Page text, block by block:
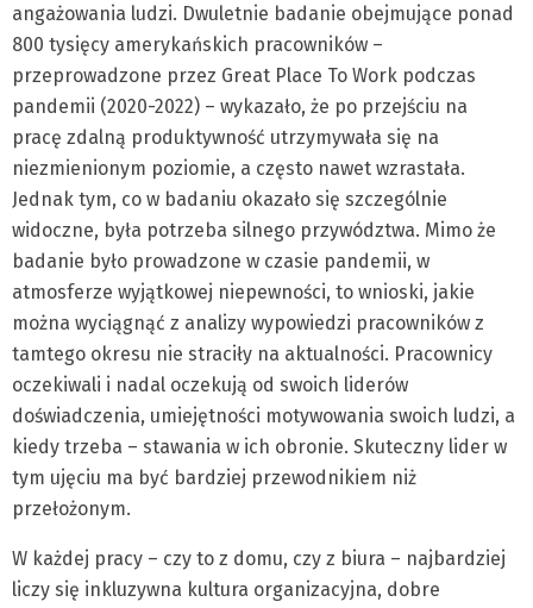
angażowania ludzi. Dwuletnie badanie obejmujące ponad
800 tysięcy amerykańskich pracowników –
przeprowadzone przez Great Place To Work podczas
pandemii (2020-2022) – wykazało, że po przejściu na
pracę zdalną produktywność utrzymywała się na
niezmienionym poziomie, a często nawet wzrastała.
Jednak tym, co w badaniu okazało się szczególnie
widoczne, była potrzeba silnego przywództwa. Mimo że
badanie było prowadzone w czasie pandemii, w
atmosferze wyjątkowej niepewności, to wnioski, jakie
można wyciągnąć z analizy wypowiedzi pracowników z
tamtego okresu nie straciły na aktualności. Pracownicy
oczekiwali i nadal oczekują od swoich liderów
doświadczenia, umiejętności motywowania swoich ludzi, a
kiedy trzeba – stawania w ich obronie. Skuteczny lider w
tym ujęciu ma być bardziej przewodnikiem niż
przełożonym.
W każdej pracy – czy to z domu, czy z biura – najbardziej
liczy się inkluzywna kultura organizacyjna, dobre